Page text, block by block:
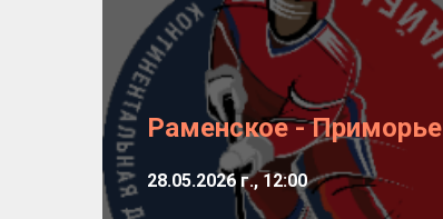
Раменское - Приморье
28.05.2026 г., 12:00